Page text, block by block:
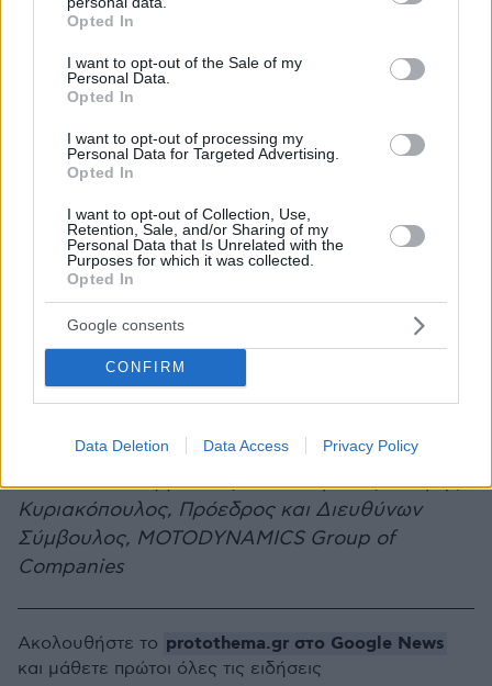
grant or deny consent to Google and its third-party tags to
use your data for below specified purposes in below Google
consent section.
Opted In
I want to opt-out of the Sale of my
Personal Data.
Opted In
I want to opt-out of processing my
Personal Data for Targeted Advertising.
Opted In
I want to opt-out of Collection, Use,
Retention, Sale, and/or Sharing of my
Personal Data that Is Unrelated with the
Purposes for which it was collected.
Opted In
Google consents
CONFIRM
Data Deletion Data Access Privacy Policy
εκπαίδευσης και αγοράς εργασίας αποτελεί
βασική προϋπόθεση βιώσιμης ανάπτυξης. Η
πρόκληση πλέον δεν αφορά μόνο την
προσαρμογή στα νέα δεδομένα, αλλά τη
διαμόρφωση ενός οικοσυστήματος που θα
προβλέπει τις εξελίξεις και θα εξοπλίζει τους
Στην κεντρική φωτογραφία (από αριστερά):
Μαρία Φιλίππου, Partner, Chief People Officer,
PwC, Ελλάδα - Γεώργιος Πέτσης, Διευθύνων
Σύμβουλος, DPort Services & Piraeus
Consolidation and Distribution Centre S.A.
Microsoft - Γιώργος Μαργώνης, Πρόεδρος και
Διευθύνων Σύμβουλος, Παπαστράτος - Πάρης
Κυριακόπουλος, Πρόεδρος και Διευθύνων
Σύμβουλος, MOTODYNAMICS Group of
Companies
Ακολουθήστε το protothema.gr στο Google News
και μάθετε πρώτοι όλες τις ειδήσεις